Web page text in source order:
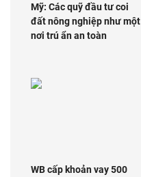
Mỹ: Các quỹ đầu tư coi
đất nông nghiệp như một
nơi trú ẩn an toàn
WB cấp khoản vay 500